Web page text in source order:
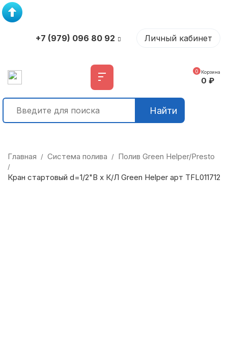
+7 (979) 096 80 92 Личный кабинет
Найти
0 Корзина
0 ₽
Главная / Система полива / Полив Green Helper/Presto
/
Кран стартовый d=1/2"В х К/Л Green Helper арт TFL011712